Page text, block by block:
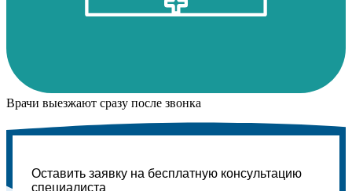
Врачи выезжают сразу после звонка
Оставить заявку на бесплатную консультацию
специалиста